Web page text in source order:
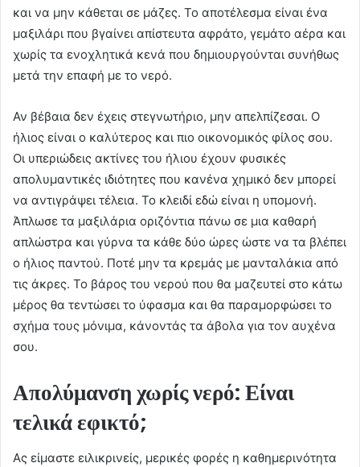
και να μην κάθεται σε μάζες. Το αποτέλεσμα είναι ένα
μαξιλάρι που βγαίνει απίστευτα αφράτο, γεμάτο αέρα και
χωρίς τα ενοχλητικά κενά που δημιουργούνται συνήθως
μετά την επαφή με το νερό.
Αν βέβαια δεν έχεις στεγνωτήριο, μην απελπίζεσαι. Ο
ήλιος είναι ο καλύτερος και πιο οικονομικός φίλος σου.
Οι υπεριώδεις ακτίνες του ήλιου έχουν φυσικές
απολυμαντικές ιδιότητες που κανένα χημικό δεν μπορεί
να αντιγράψει τέλεια. Το κλειδί εδώ είναι η υπομονή.
Άπλωσε τα μαξιλάρια οριζόντια πάνω σε μια καθαρή
απλώστρα και γύρνα τα κάθε δύο ώρες ώστε να τα βλέπει
ο ήλιος παντού. Ποτέ μην τα κρεμάς με μανταλάκια από
τις άκρες. Το βάρος του νερού που θα μαζευτεί στο κάτω
μέρος θα τεντώσει το ύφασμα και θα παραμορφώσει το
σχήμα τους μόνιμα, κάνοντάς τα άβολα για τον αυχένα
σου.
Απολύμανση χωρίς νερό: Είναι
τελικά εφικτό;
Ας είμαστε ειλικρινείς, μερικές φορές η καθημερινότητα